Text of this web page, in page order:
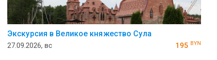
Экскурсия в Великое княжество Сула
27.09.2026, вс 195 BYN